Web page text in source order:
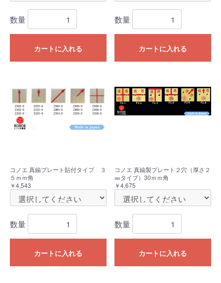
数量
カートに入れる
数量
カートに入れる
コノエ 真鍮プレート貼付タイプ ３
５ｍｍ角
￥4,543
数量
カートに入れる
コノエ 真鍮製プレート２穴（厚さ２
㎜タイプ）30ｍｍ角
￥4,675
数量
カートに入れる